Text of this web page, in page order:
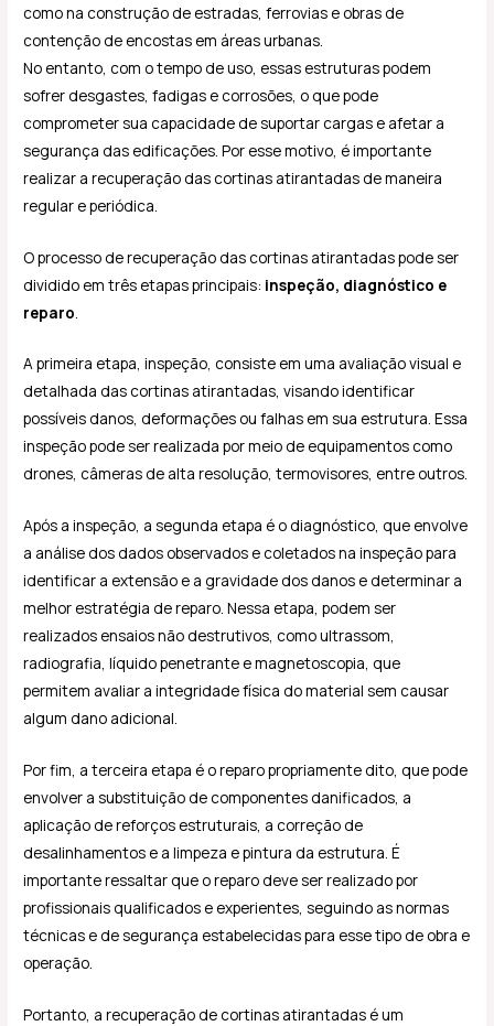
como na construção de estradas, ferrovias e obras de
contenção de encostas em áreas urbanas.
No entanto, com o tempo de uso, essas estruturas podem
sofrer desgastes, fadigas e corrosões, o que pode
comprometer sua capacidade de suportar cargas e afetar a
segurança das edificações. Por esse motivo, é importante
realizar a recuperação das cortinas atirantadas de maneira
regular e periódica.
O processo de recuperação das cortinas atirantadas pode ser
dividido em três etapas principais: inspeção, diagnóstico e
reparo
A primeira etapa, inspeção, consiste em uma avaliação visual e
detalhada das cortinas atirantadas, visando identificar
possíveis danos, deformações ou falhas em sua estrutura. Essa
inspeção pode ser realizada por meio de equipamentos como
drones, câmeras de alta resolução, termovisores, entre outros.
Após a inspeção, a segunda etapa é o diagnóstico, que envolve
a análise dos dados observados e coletados na inspeção para
identificar a extensão e a gravidade dos danos e determinar a
melhor estratégia de reparo. Nessa etapa, podem ser
realizados ensaios não destrutivos, como ultrassom,
radiografia, líquido penetrante e magnetoscopia, que
permitem avaliar a integridade física do material sem causar
algum dano adicional.
Por fim, a terceira etapa é o reparo propriamente dito, que pode
envolver a substituição de componentes danificados, a
aplicação de reforços estruturais, a correção de
desalinhamentos e a limpeza e pintura da estrutura. É
importante ressaltar que o reparo deve ser realizado por
profissionais qualificados e experientes, seguindo as normas
técnicas e de segurança estabelecidas para esse tipo de obra e
operação.
Portanto, a recuperação de cortinas atirantadas é um